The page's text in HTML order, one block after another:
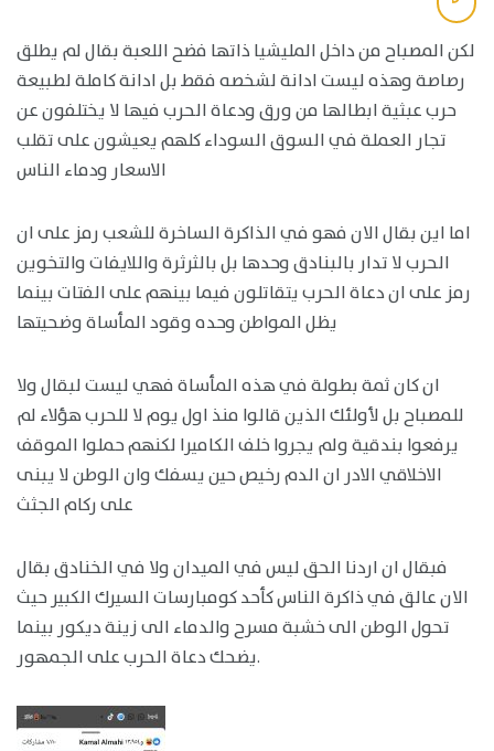
لكن المصباح من داخل المليشيا ذاتها فضح اللعبة بقال لم يطلق
رصاصة وهذه ليست ادانة لشخصه فقط بل ادانة كاملة لطبيعة
حرب عبثية ابطالها من ورق ودعاة الحرب فيها لا يختلفون عن
تجار العملة في السوق السوداء كلهم يعيشون على تقلب
الاسعار ودماء الناس
اما اين بقال الان فهو في الذاكرة الساخرة للشعب رمز على ان
الحرب لا تدار بالبنادق وحدها بل بالثرثرة واللايفات والتخوين
رمز على ان دعاة الحرب يتقاتلون فيما بينهم على الفتات بينما
يظل المواطن وحده وقود المأساة وضحيتها
ان كان ثمة بطولة في هذه المأساة فهي ليست لبقال ولا
للمصباح بل لأولئك الذين قالوا منذ اول يوم لا للحرب هؤلاء لم
يرفعوا بندقية ولم يجروا خلف الكاميرا لكنهم حملوا الموقف
الاخلاقي الادر ان الدم رخيص حين يسفك وان الوطن لا يبنى
على ركام الجثث
فبقال ان اردنا الحق ليس في الميدان ولا في الخنادق بقال
الان عالق في ذاكرة الناس كأحد كومبارسات السيرك الكبير حيث
تحول الوطن الى خشبة مسرح والدماء الى زينة ديكور بينما
يضحك دعاة الحرب على الجمهور.